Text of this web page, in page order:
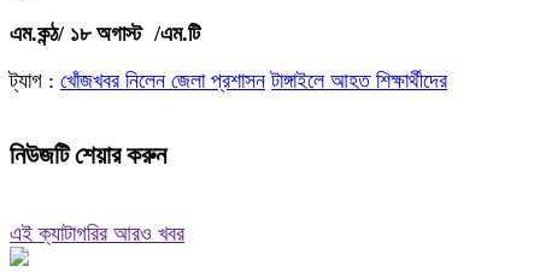
এম.কন্ঠ/ ১৮ অগাস্ট /এম.টি
ট্যাগ : খোঁজখবর নিলেন জেলা প্রশাসন টাঙ্গাইলে আহত শিক্ষার্থীদের
নিউজটি শেয়ার করুন
এই ক্যাটাগরির আরও খবর